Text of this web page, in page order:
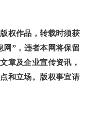
权作品，转载时须获
网”，违者本网将保留
章及企业宣传资讯，
和立场。版权事宜请